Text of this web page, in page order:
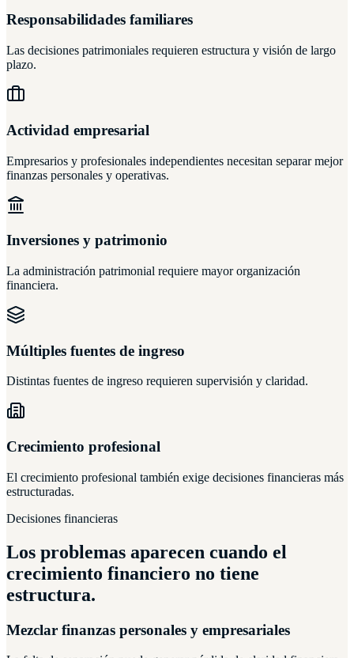
Responsabilidades familiares
Las decisiones patrimoniales requieren estructura y visión de largo
plazo.
Actividad empresarial
Empresarios y profesionales independientes necesitan separar mejor
finanzas personales y operativas.
Inversiones y patrimonio
La administración patrimonial requiere mayor organización
financiera.
Múltiples fuentes de ingreso
Distintas fuentes de ingreso requieren supervisión y claridad.
Crecimiento profesional
El crecimiento profesional también exige decisiones financieras más
estructuradas.
Decisiones financieras
Los problemas aparecen cuando el
crecimiento financiero no tiene
estructura.
Mezclar finanzas personales y empresariales